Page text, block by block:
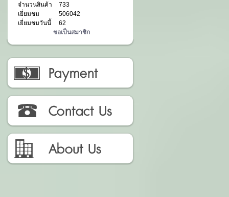
จำนวนสินค้า
733
เยี่ยมชม
506042
เยี่ยมชมวันนี้
62
ขอเป็นสมาชิก